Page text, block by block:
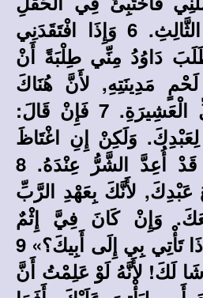
إِلَى مَسَاءِ الْيَوْمِ الثَّالِثِ. 6 وَإِذَا افْتَقَدَنِي
دَاوُدُ مِنِّي طِلْبَةً أَنْ
مَدِينَتِهِ, لأَنَّ هُنَاكَ
ذَبِيحَةً سَنَوِيَّةً لِكُلِّ الْعَشِيرَةِ. 7 فَإِنْ قَالَ:
وَلَكِنْ إِنِ اغْتَاظَ
غَيْظًا, فَاعْلَمْ أَنَّهُ قَدْ أُعِدَّ الشَّرُّ عِنْدَهُ. 8
عَبْدِكَ, لأَنَّكَ بِعَهْدِ الرَّبِّ
وَإِنْ كَانَ فِيَّ إِثْمٌ
فَاقْتُلْنِي أَنْتَ, وَلِمَاذَا تَأْتِي بِي إِلَى أَبِيكَ؟» 9
لَكَ! لأَنَّهُ لَوْ عَلِمْتُ أَنَّ